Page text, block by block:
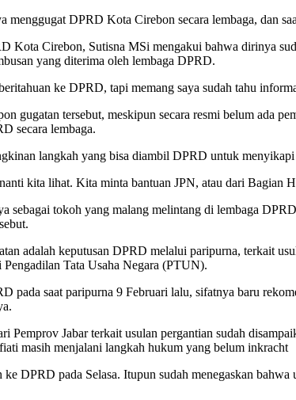
DPRD Kota Cirebon secara lembaga, dan
Kota Cirebon, Sutisna MSi mengakui bahwa dirinya
yang diterima oleh lembaga DPRD.
ke DPRD, tapi memang saya sudah tahu
gugatan tersebut, meskipun secara resmi belum ada
secara lembaga.
langkah yang bisa diambil DPRD untuk
kita lihat. Kita minta bantuan JPN, atau dari Bagian
sebagai tokoh yang malang melintang di lembaga
adalah keputusan DPRD melalui paripurna, terkait
Tata Usaha Negara (PTUN).
pada saat paripurna 9 Februari lalu, sifatnya baru
Pemprov Jabar terkait usulan pergantian sudah
masih menjalani langkah hukum yang belum inkracht
DPRD pada Selasa. Itupun sudah menegaskan